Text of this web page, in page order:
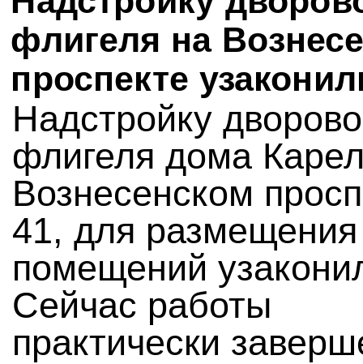
флигеля на
проспекте
Надстройку
флигеля дома
Вознесенском
41, для
помещений
Сейчас работы
практически